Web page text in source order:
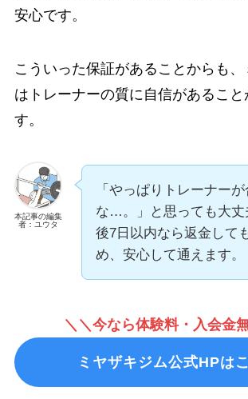
安心です。
こういった保証があることからも
はトレーナーの質に自信があること
す。
本記事の編集
者：ユウタ
「やっぱりトレーナー
な…。」と思っても大丈
後7日以内なら返金して
め、安心して通えます。
＼＼今なら体験料・入会金
ミヤザキジム公式HPは